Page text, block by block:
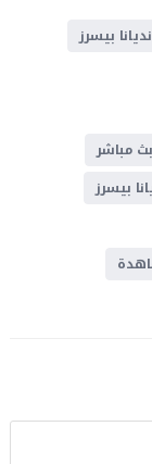
بيسرز
بث مباشر
بيسرز